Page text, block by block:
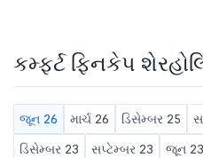
કમ્ફર્ટ ફિનકેપ
જૂન 26 માર્ચ 26 ડિસેમ્બર 25
ડિસેમ્બર 23
સપ્ટેમ્બર 23 જૂન 23